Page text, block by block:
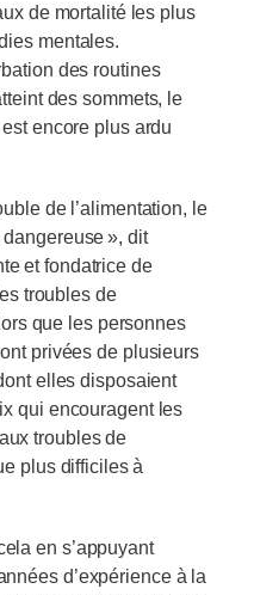
de mortalité les plus
mentales.
des routines
des sommets, le
encore plus ardu
de l’alimentation, le
», dit
et fondatrice de
troubles de
que les personnes
privées de plusieurs
elles disposaient
qui encouragent les
troubles de
plus difficiles à
en s’appuyant
d’expérience à la